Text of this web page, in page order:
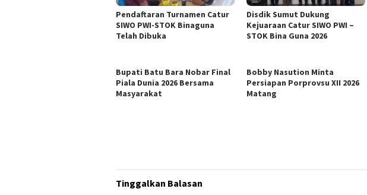
Pendaftaran Turnamen Catur
SIWO PWI-STOK Binaguna
Telah Dibuka
Disdik Sumut Dukung
Kejuaraan Catur SIWO PWI –
STOK Bina Guna 2026
Bupati Batu Bara Nobar Final
Piala Dunia 2026 Bersama
Masyarakat
Bobby Nasution Minta
Persiapan Porprovsu XII 2026
Matang
Tinggalkan Balasan